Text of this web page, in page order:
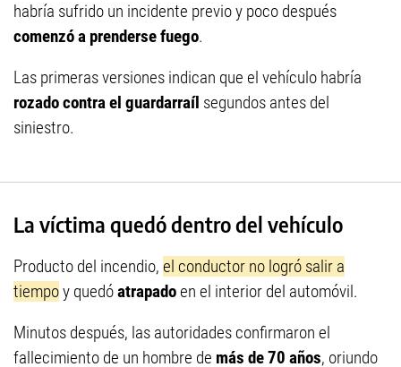
habría sufrido un incidente previo y poco después
comenzó a prenderse fuego.
Las primeras versiones indican que el vehículo habría
rozado contra el guardarraíl segundos antes del
siniestro.
La víctima quedó dentro del vehículo
Producto del incendio, el conductor no logró salir a
tiempoy quedóatrapadoen el interior del automóvil.
Minutos después, las autoridades confirmaron el
fallecimiento de un hombre de más de 70 años, oriundo